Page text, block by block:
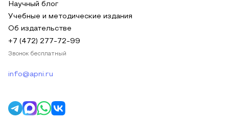
Научный блог
Учебные и методические издания
Об издательстве
+7 (472) 277-72-99
Звонок бесплатный
info@apni.ru